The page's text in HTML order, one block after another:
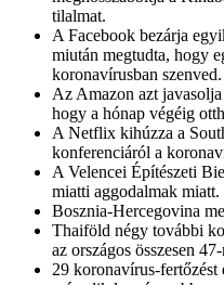
tilalmat.
A Facebook bezárja
miután megtudta, hogy
koronavírusban szenved.
Az Amazon azt
hogy a hónap végéig
A Netflix kihúzza a
konferenciáról a
A Velencei Építészeti
miatti aggodalmak miatt.
Bosznia-Hercegovina
Thaiföld négy további
az országos összesen
29 koronavírus-